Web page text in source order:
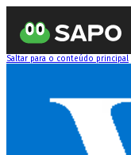
Saltar para o conteúdo principal